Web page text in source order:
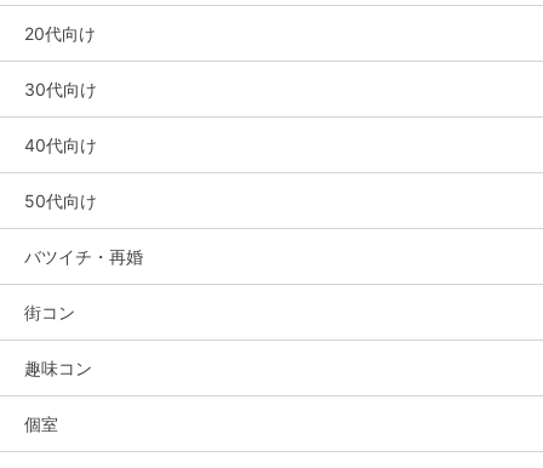
20代向け
30代向け
40代向け
50代向け
バツイチ・再婚
街コン
趣味コン
個室